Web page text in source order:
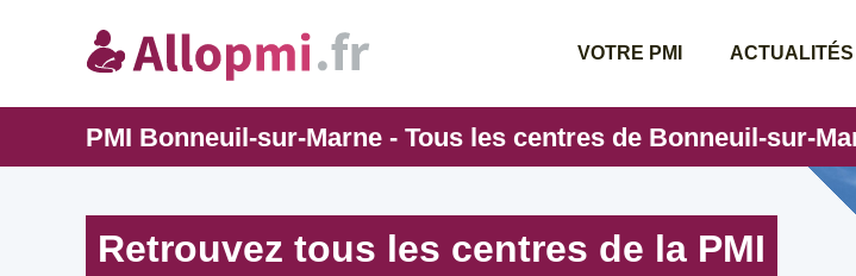
VOTRE PMI ACTUALITÉS
PMI Bonneuil-sur-Marne - Tous les centres de Bonneuil-sur-
Retrouvez tous les centres de la PMI